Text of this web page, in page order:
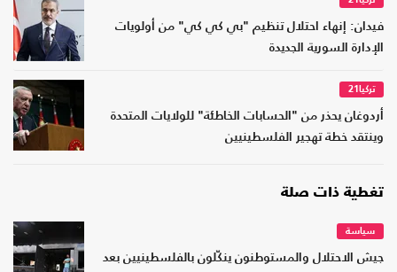
فيدان: إنهاء احتلال تنظيم "بي كي كي" من أولويات
الإدارة السورية الجديدة
تركيا21
أردوغان يحذر من "الحسابات الخاطئة" للولايات المتحدة
وينتقد خطة تهجير الفلسطينيين
تغطية ذات صلة
سياسة
جيش الاحتلال والمستوطنون ينكّلون بالفلسطينيين بعد